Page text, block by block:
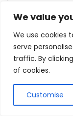
We value
We use cookies
serve
traffic. By
of cookies.
Customise
Extras
6